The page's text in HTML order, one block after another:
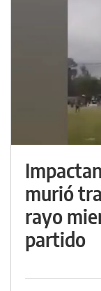
murió
rayo
partido